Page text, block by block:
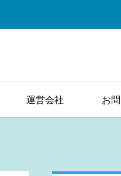
運営会社 お